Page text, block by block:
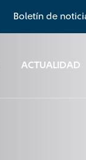
Boletín de
ACTUALIDAD